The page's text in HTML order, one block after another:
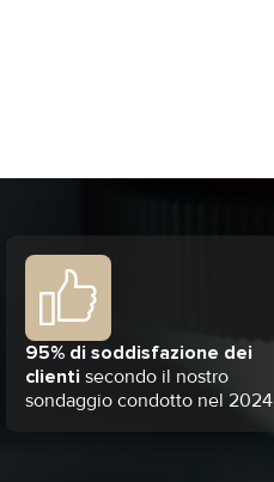
95% di soddisfazione dei
clienti secondo il nostro
sondaggio condotto nel 2024